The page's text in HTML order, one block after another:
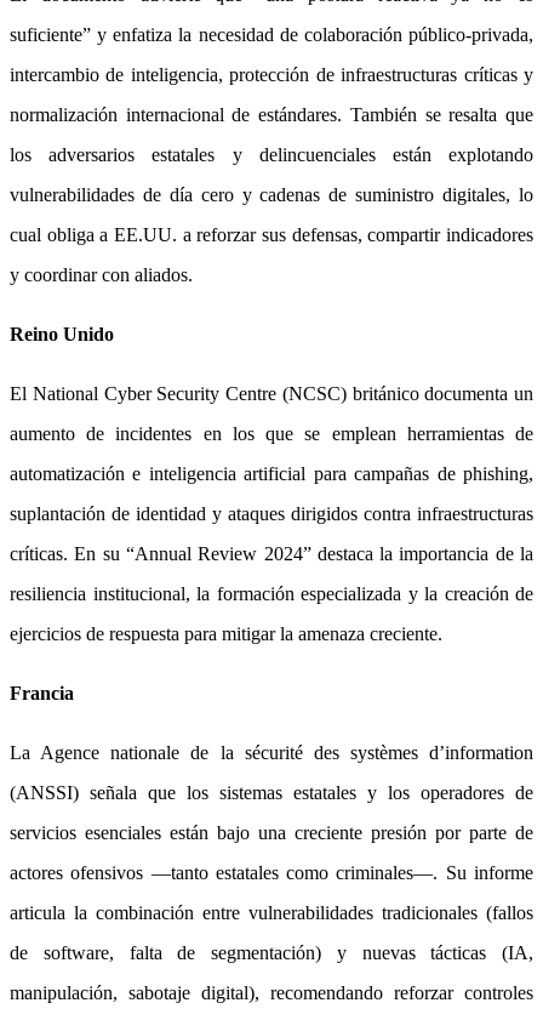
suficiente” y enfatiza la necesidad de colaboración público-privada,
intercambio de inteligencia, protección de infraestructuras críticas y
normalización internacional de estándares. También se resalta que
los adversarios estatales y delincuenciales están explotando
vulnerabilidades de día cero y cadenas de suministro digitales, lo
cual obliga a EE.UU. a reforzar sus defensas, compartir indicadores
y coordinar con aliados.
Reino Unido
El National Cyber Security Centre (NCSC) británico documenta un
aumento de incidentes en los que se emplean herramientas de
automatización e inteligencia artificial para campañas de phishing,
suplantación de identidad y ataques dirigidos contra infraestructuras
críticas. En su “Annual Review 2024” destaca la importancia de la
resiliencia institucional, la formación especializada y la creación de
ejercicios de respuesta para mitigar la amenaza creciente.
Francia
La Agence nationale de la sécurité des systèmes d’information
(ANSSI) señala que los sistemas estatales y los operadores de
servicios esenciales están bajo una creciente presión por parte de
actores ofensivos —tanto estatales como criminales—. Su informe
articula la combinación entre vulnerabilidades tradicionales (fallos
de software, falta de segmentación) y nuevas tácticas (IA,
manipulación, sabotaje digital), recomendando reforzar controles